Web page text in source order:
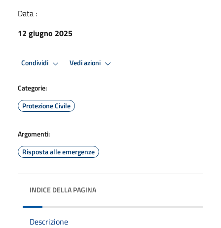
Data :
12 giugno 2025
Condividi Vedi azioni
Categorie:
Protezione Civile
Argomenti:
Risposta alle emergenze
INDICE DELLA PAGINA
Descrizione